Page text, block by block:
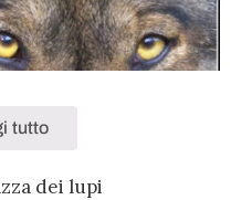
tutto
dei lupi